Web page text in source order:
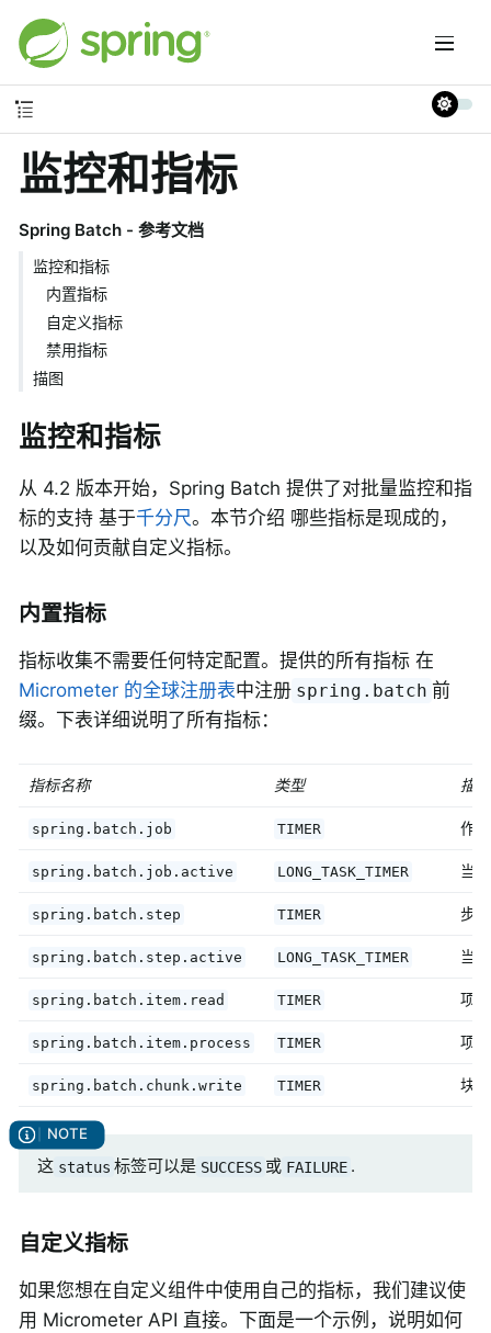
监控和指标
Spring Batch - 参考文档
监控和指标
内置指标
自定义指标
禁用指标
描图
监控和指标
从 4.2 版本开始，Spring Batch 提供了对批量监控和指
标的支持 基于千分尺。本节介绍 哪些指标是现成的，
以及如何贡献自定义指标。
内置指标
指标收集不需要任何特定配置。提供的所有指标 在
Micrometer 的全球注册表中注册 spring.batch 前
缀。下表详细说明了所有指标：
指标名称 类型 描述
spring.batch.job TIMER 作
spring.batch.job.active LONG_TASK_TIMER 当
spring.batch.step TIMER 步
spring.batch.step.active LONG_TASK_TIMER 当
spring.batch.item.read TIMER 项
spring.batch.item.process TIMER 项
spring.batch.chunk.write TIMER 块
这 status 标签可以是 SUCCESS 或 FAILURE .
自定义指标
如果您想在自定义组件中使用自己的指标，我们建议使
用 Micrometer API 直接。下面是一个示例，说明如何